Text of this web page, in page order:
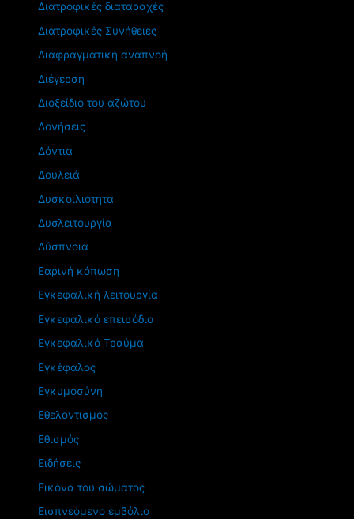
Διατροφικές διαταραχές
Διατροφικές Συνήθειες
Διαφραγματική αναπνοή
Διέγερση
Διοξείδιο του αζώτου
Δονήσεις
Δόντια
Δουλειά
Δυσκοιλιότητα
Δυσλειτουργία
Δύσπνοια
Εαρινή κόπωση
Εγκεφαλική λειτουργία
Εγκεφαλικό επεισόδιο
Εγκεφαλικό Τραύμα
Εγκέφαλος
Εγκυμοσύνη
Εθελοντισμός
Εθισμός
Ειδήσεις
Εικόνα του σώματος
Εισπνεόμενο εμβόλιο